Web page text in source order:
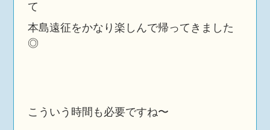
て
本島遠征をかなり楽しんで帰ってきました
◎
こういう時間も必要ですね〜